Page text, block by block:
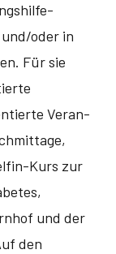
oder in
Für sie
Veran­
Kurs zur
und der
den